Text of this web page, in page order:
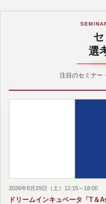
選
注目のセミナー
2026年8月29日（土）12:15～18:00
ドリームインキュベータ「T＆